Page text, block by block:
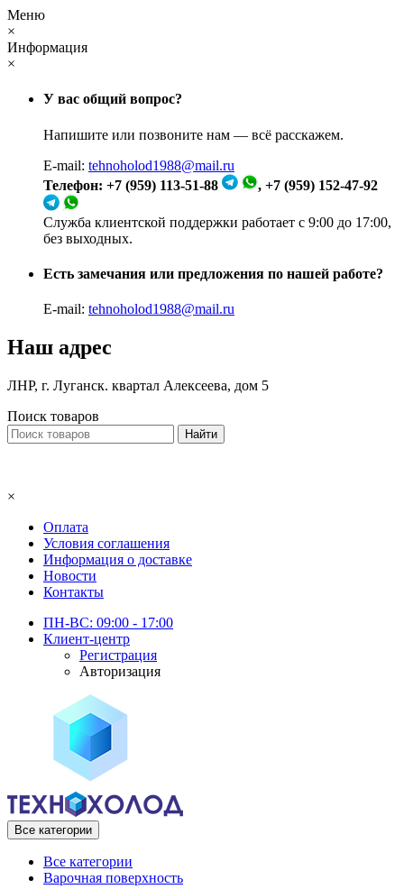
Меню
×
Информация
×
У вас общий вопрос?
Напишите или позвоните нам — всё расскажем.
E-mail: tehnoholod1988@mail.ru
Телефон: +7 (959) 113-51-88
, +7 (959) 152-47-92
Служба клиентской поддержки работает с 9:00 до 17:00,
без выходных.
Есть замечания или предложения по нашей работе?
E-mail: tehnoholod1988@mail.ru
Наш адрес
ЛНР, г. Луганск. квартал Алексеева, дом 5
Поиск товаров
×
Оплата
Условия соглашения
Информация о доставке
Новости
Контакты
ПН-ВС: 09:00 - 17:00
Клиент-центр
Регистрация
Авторизация
Все категории
Все категории
Варочная поверхность